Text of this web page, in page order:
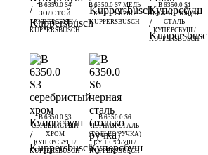
B 6350.0 S4
ЗОЛОТОЙ
КУПЕРСБУШ /
KUPPERSBUSCH
B 6350.0 S7 МЕДЬ
КУПЕРСБУШ /
KUPPERSBUSCH
B 6350.0 S1
НЕРЖАВЕЮЩАЯ
СТАЛЬ
КУПЕРСБУШ /
KUPPERSBUSCH
B 6350.0 S3
СЕРЕБРИСТЫЙ
ХРОМ
КУПЕРСБУШ /
KUPPERSBUSCH
B 6350.0 S6
ЧЕРНАЯ СТАЛЬ
(ТОЛЬКО РУЧКА)
КУПЕРСБУШ /
KUPPERSBUSCH